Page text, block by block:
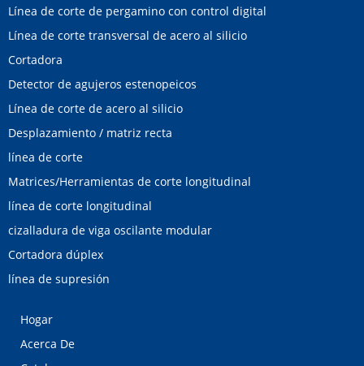
Línea de corte de pergamino con control digital
Línea de corte transversal de acero al silicio
Cortadora
Detector de agujeros estenopeicos
Línea de corte de acero al silicio
Desplazamiento / matriz recta
línea de corte
Matrices/Herramientas de corte longitudinal
línea de corte longitudinal
cizalladura de viga oscilante modular
Cortadora dúplex
línea de supresión
Hogar
Acerca De